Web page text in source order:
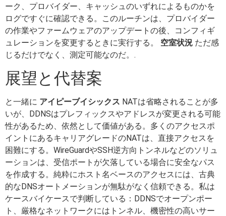
ーク、プロバイダー、キャッシュのいずれによるものかを
ログですぐに確認できる。このルーチンは、プロバイダー
の作業やファームウェアのアップデートの後、コンフィギ
ュレーションを変更するときに実行する。 空室状況 ただ感
じるだけでなく、測定可能なのだ。.
展望と代替案
と一緒に アイピーブイシックス NATは省略されることが多
いが、DDNSはプレフィックスやアドレスが変更される可能
性があるため、依然として価値がある。多くのアクセスポ
イントにあるキャリアグレードのNATは、直接アクセスを
困難にする。WireGuardやSSH逆方向トンネルなどのソリュ
ーションは、受信ポートが欠落している場合に安全なパス
を作成する。純粋にホスト名ベースのアクセスには、古典
的なDNSオートメーションが無駄がなく信頼できる。私は
ケースバイケースで判断している：DDNSでオープンポー
ト、厳格なネットワークにはトンネル、機密性の高いサー